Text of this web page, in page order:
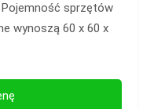
Pojemność sprzętów
wynoszą 60 x 60 x